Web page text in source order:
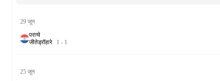
29 जून
पराग्वे
जीतेड्रॉहारे 1 - 1
25 जून